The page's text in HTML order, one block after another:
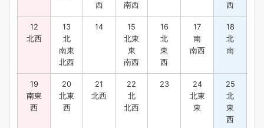
西
南西
西
12
北西
13
北
南東
北西
14
15
北東
東
南西
16
北
東
西
17
南
南西
18
北
南
19
南東
西
20
北東
西
21
北西
22
北
北西
23
24
北東
東
25
北
東
西